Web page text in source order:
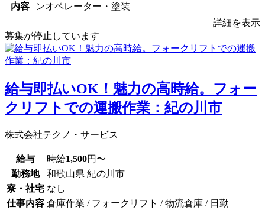
内容
ンオペレーター・塗装
詳細を表示
募集が停止しています
給与即払いOK！魅力の高時給。フォー
クリフトでの運搬作業：紀の川市
株式会社テクノ・サービス
給与 時給1,500円〜
勤務地
和歌山県 紀の川市
寮・社宅 なし
仕事内容 倉庫作業 / フォークリフト / 物流倉庫 / 日勤